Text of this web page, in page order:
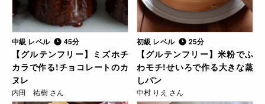
中級 レベル 45分
【グルテンフリー】ミズホチ
カラで作る!チョコレートのカ
ヌレ
内田 祐樹 さん
初級 レベル 25分
【グルテンフリー】米粉でふ
わモチ!せいろで作る大きな蒸
しパン
中村 りえ さん